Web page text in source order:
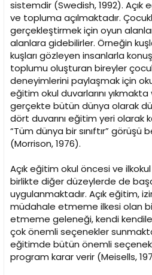
sistemdir (Swedish, 1992).
ve topluma açılmaktadır.
gerçekleştirmek için oyun
alanlara gidebilirler. Örneğin
kuşları gözleyen insanlarla
toplumu oluşturan bireyler
deneyimlerini paylaşmak için
eğitim okul duvarlarını
gerçekte bütün dünya olarak
dört duvarını eğitim yeri olarak
“Tüm dünya bir sınıftır”
(Morrison, 1976).
Açık eğitim okul öncesi ve
birlikte diğer düzeylerde de
uygulanmaktadır. Açık eğitim,
müdahale etmeme ilkesi olan
etmeme geleneği, kendi
çok önemli seçenekler
eğitimde bütün önemli
program karar verir (Meisells,